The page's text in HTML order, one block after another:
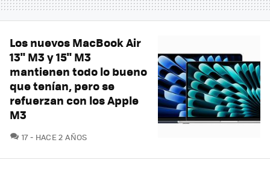
Los nuevos MacBook Air
13" M3 y 15" M3
mantienen todo lo bueno
que tenían, pero se
refuerzan con los Apple
M3
17COMENTARIOS
HACE 2 AÑOS